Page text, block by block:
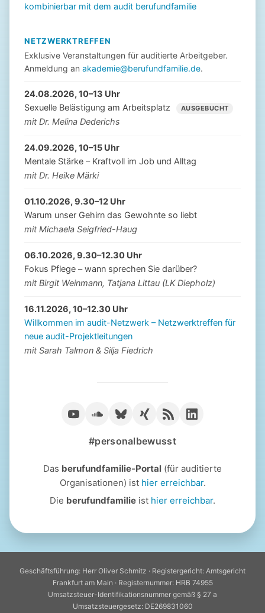
kombinierbar mit dem audit berufundfamilie
NETZWERKTREFFEN
Exklusive Veranstaltungen für auditierte Arbeitgeber.
Anmeldung an akademie@berufundfamilie.de.
24.08.2026, 10–13 Uhr
Sexuelle Belästigung am Arbeitsplatz
AUSGEBUCHT
mit Dr. Melina Dederichs
24.09.2026, 10–15 Uhr
Mentale Stärke – Kraftvoll im Job und Alltag
mit Dr. Heike Märki
01.10.2026, 9.30–12 Uhr
Warum unser Gehirn das Gewohnte so liebt
mit Michaela Seigfried-Haug
06.10.2026, 9.30–12.30 Uhr
Fokus Pflege – wann sprechen Sie darüber?
mit Birgit Weinmann, Tatjana Littau (LK Diepholz)
16.11.2026, 10–12.30 Uhr
Willkommen im audit-Netzwerk – Netzwerktreffen für
neue audit-Projektleitungen
mit Sarah Talmon & Silja Fiedrich
#personalbewusst
Das berufundfamilie-Portal (für auditierte
Organisationen) ist hier erreichbar.
Die berufundfamilie ist hier erreichbar.
Geschäftsführung: Herr Oliver Schmitz · Registergericht: Amtsgericht
Frankfurt am Main · Registernummer: HRB 74955
Umsatzsteuer-Identifikationsnummer gemäß § 27 a
Umsatzsteuergesetz: DE269831060